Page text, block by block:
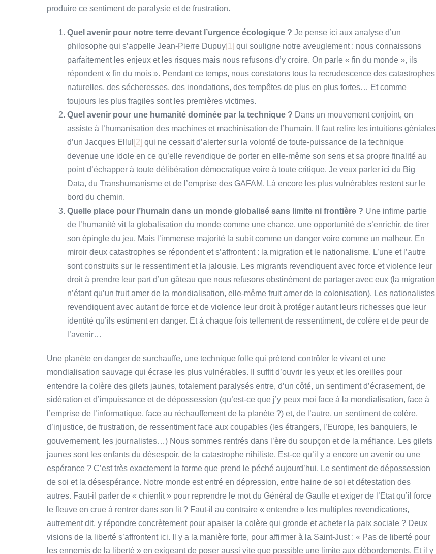
produire ce sentiment de paralysie et de frustration.
Quel avenir pour notre terre devant l’urgence écologique ? Je pense ici aux analyse d’un
philosophe qui s’appelle Jean-Pierre Dupuy[1] qui souligne notre aveuglement : nous connaissons
parfaitement les enjeux et les risques mais nous refusons d’y croire. On parle « fin du monde », ils
répondent « fin du mois ». Pendant ce temps, nous constatons tous la recrudescence des catastrophes
naturelles, des sécheresses, des inondations, des tempêtes de plus en plus fortes… Et comme
toujours les plus fragiles sont les premières victimes.
Quel avenir pour une humanité dominée par la technique ? Dans un mouvement conjoint, on
assiste à l’humanisation des machines et machinisation de l’humain. Il faut relire les intuitions géniales
d’un Jacques Ellul [2] qui ne cessait d’alerter sur la volonté de toute-puissance de la technique
devenue une idole en ce qu’elle revendique de porter en elle-même son sens et sa propre finalité au
point d’échapper à toute délibération démocratique voire à toute critique. Je veux parler ici du Big
Data, du Transhumanisme et de l’emprise des GAFAM. Là encore les plus vulnérables restent sur le
bord du chemin.
Quelle place pour l’humain dans un monde globalisé sans limite ni frontière ? Une infime partie
de l’humanité vit la globalisation du monde comme une chance, une opportunité de s’enrichir, de tirer
son épingle du jeu. Mais l’immense majorité la subit comme un danger voire comme un malheur. En
miroir deux catastrophes se répondent et s’affrontent : la migration et le nationalisme. L’une et l’autre
sont construits sur le ressentiment et la jalousie. Les migrants revendiquent avec force et violence leur
droit à prendre leur part d’un gâteau que nous refusons obstinément de partager avec eux (la migration
n’étant qu’un fruit amer de la mondialisation, elle-même fruit amer de la colonisation). Les nationalistes
revendiquent avec autant de force et de violence leur droit à protéger autant leurs richesses que leur
identité qu’ils estiment en danger. Et à chaque fois tellement de ressentiment, de colère et de peur de
l’avenir…
Une planète en danger de surchauffe, une technique folle qui prétend contrôler le vivant et une
mondialisation sauvage qui écrase les plus vulnérables. Il suffit d’ouvrir les yeux et les oreilles pour
entendre la colère des gilets jaunes, totalement paralysés entre, d’un côté, un sentiment d’écrasement, de
sidération et d’impuissance et de dépossession (qu’est-ce que j’y peux moi face à la mondialisation, face à
l’emprise de l’informatique, face au réchauffement de la planète ?) et, de l’autre, un sentiment de colère,
d’injustice, de frustration, de ressentiment face aux coupables (les étrangers, l’Europe, les banquiers, le
gouvernement, les journalistes…) Nous sommes rentrés dans l’ère du soupçon et de la méfiance. Les gilets
jaunes sont les enfants du désespoir, de la catastrophe nihiliste. Est-ce qu’il y a encore un avenir ou une
espérance ? C’est très exactement la forme que prend le péché aujourd’hui. Le sentiment de dépossession
de soi et la désespérance. Notre monde est entré en dépression, entre haine de soi et détestation des
autres. Faut-il parler de « chienlit » pour reprendre le mot du Général de Gaulle et exiger de l’Etat qu’il force
le fleuve en crue à rentrer dans son lit ? Faut-il au contraire « entendre » les multiples revendications,
autrement dit, y répondre concrètement pour apaiser la colère qui gronde et acheter la paix sociale ? Deux
visions de la liberté s’affrontent ici. Il y a la manière forte, pour affirmer à la Saint-Just : « Pas de liberté pour
les ennemis de la liberté » en exigeant de poser aussi vite que possible une limite aux débordements. Et il y